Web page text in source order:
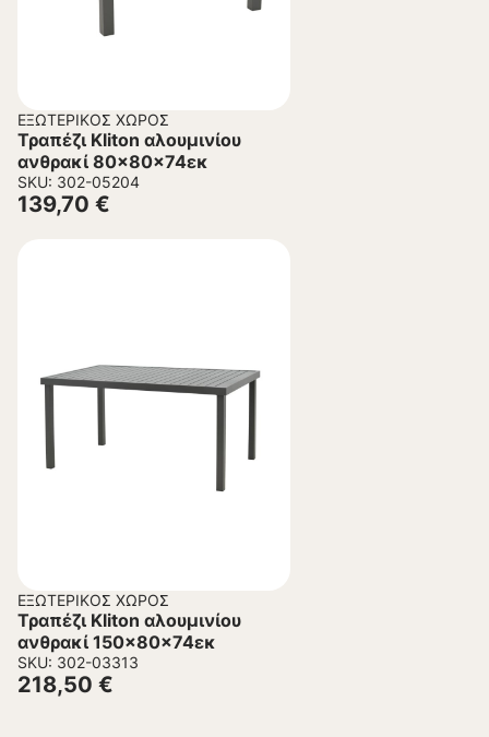
ΕΞΩΤΕΡΙΚΌΣ ΧΏΡΟΣ
Τραπέζι Kliton αλουμινίου
ανθρακί 80x80x74εκ
SKU: 302-05204
139,70 €
ΕΞΩΤΕΡΙΚΌΣ ΧΏΡΟΣ
Τραπέζι Kliton αλουμινίου
ανθρακί 150x80x74εκ
SKU: 302-03313
218,50 €